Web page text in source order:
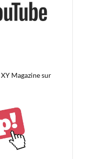
XY Magazine sur